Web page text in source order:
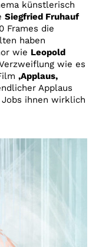
künstlerisch
Siegfried Fruhauf
Frames die
haben
wie Leopold
wie es
‚Applaus,
Applaus
ihnen wirklich